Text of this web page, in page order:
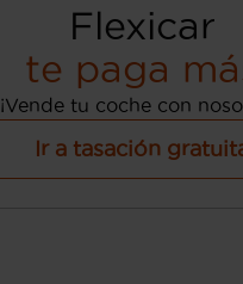
Flexicar
te paga
¡Vende tu coche con
Ir a tasación